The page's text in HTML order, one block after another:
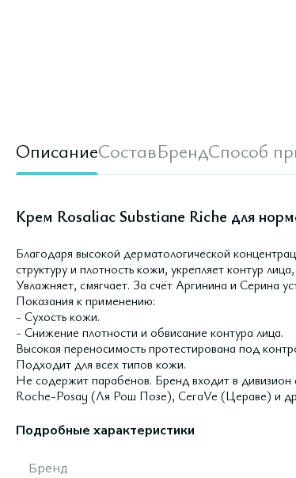
ОписаниеСоставБрендСпособ
Крем Rosaliac Substiane Riche для
Благодаря высокой дерматологической
структуру и плотность кожи, укрепляет контур
Увлажняет, смягчает. За счёт Аргинина и Серина
Показания к применению:
- Сухость кожи.
- Снижение плотности и обвисание контура лица.
Высокая переносимость протестирована под
Подходит для всех типов кожи.
Не содержит парабенов. Бренд входит в
Roche-Posay (Ля Рош Позе), CeraVe (Цераве) и
Подробные характеристики
Бренд